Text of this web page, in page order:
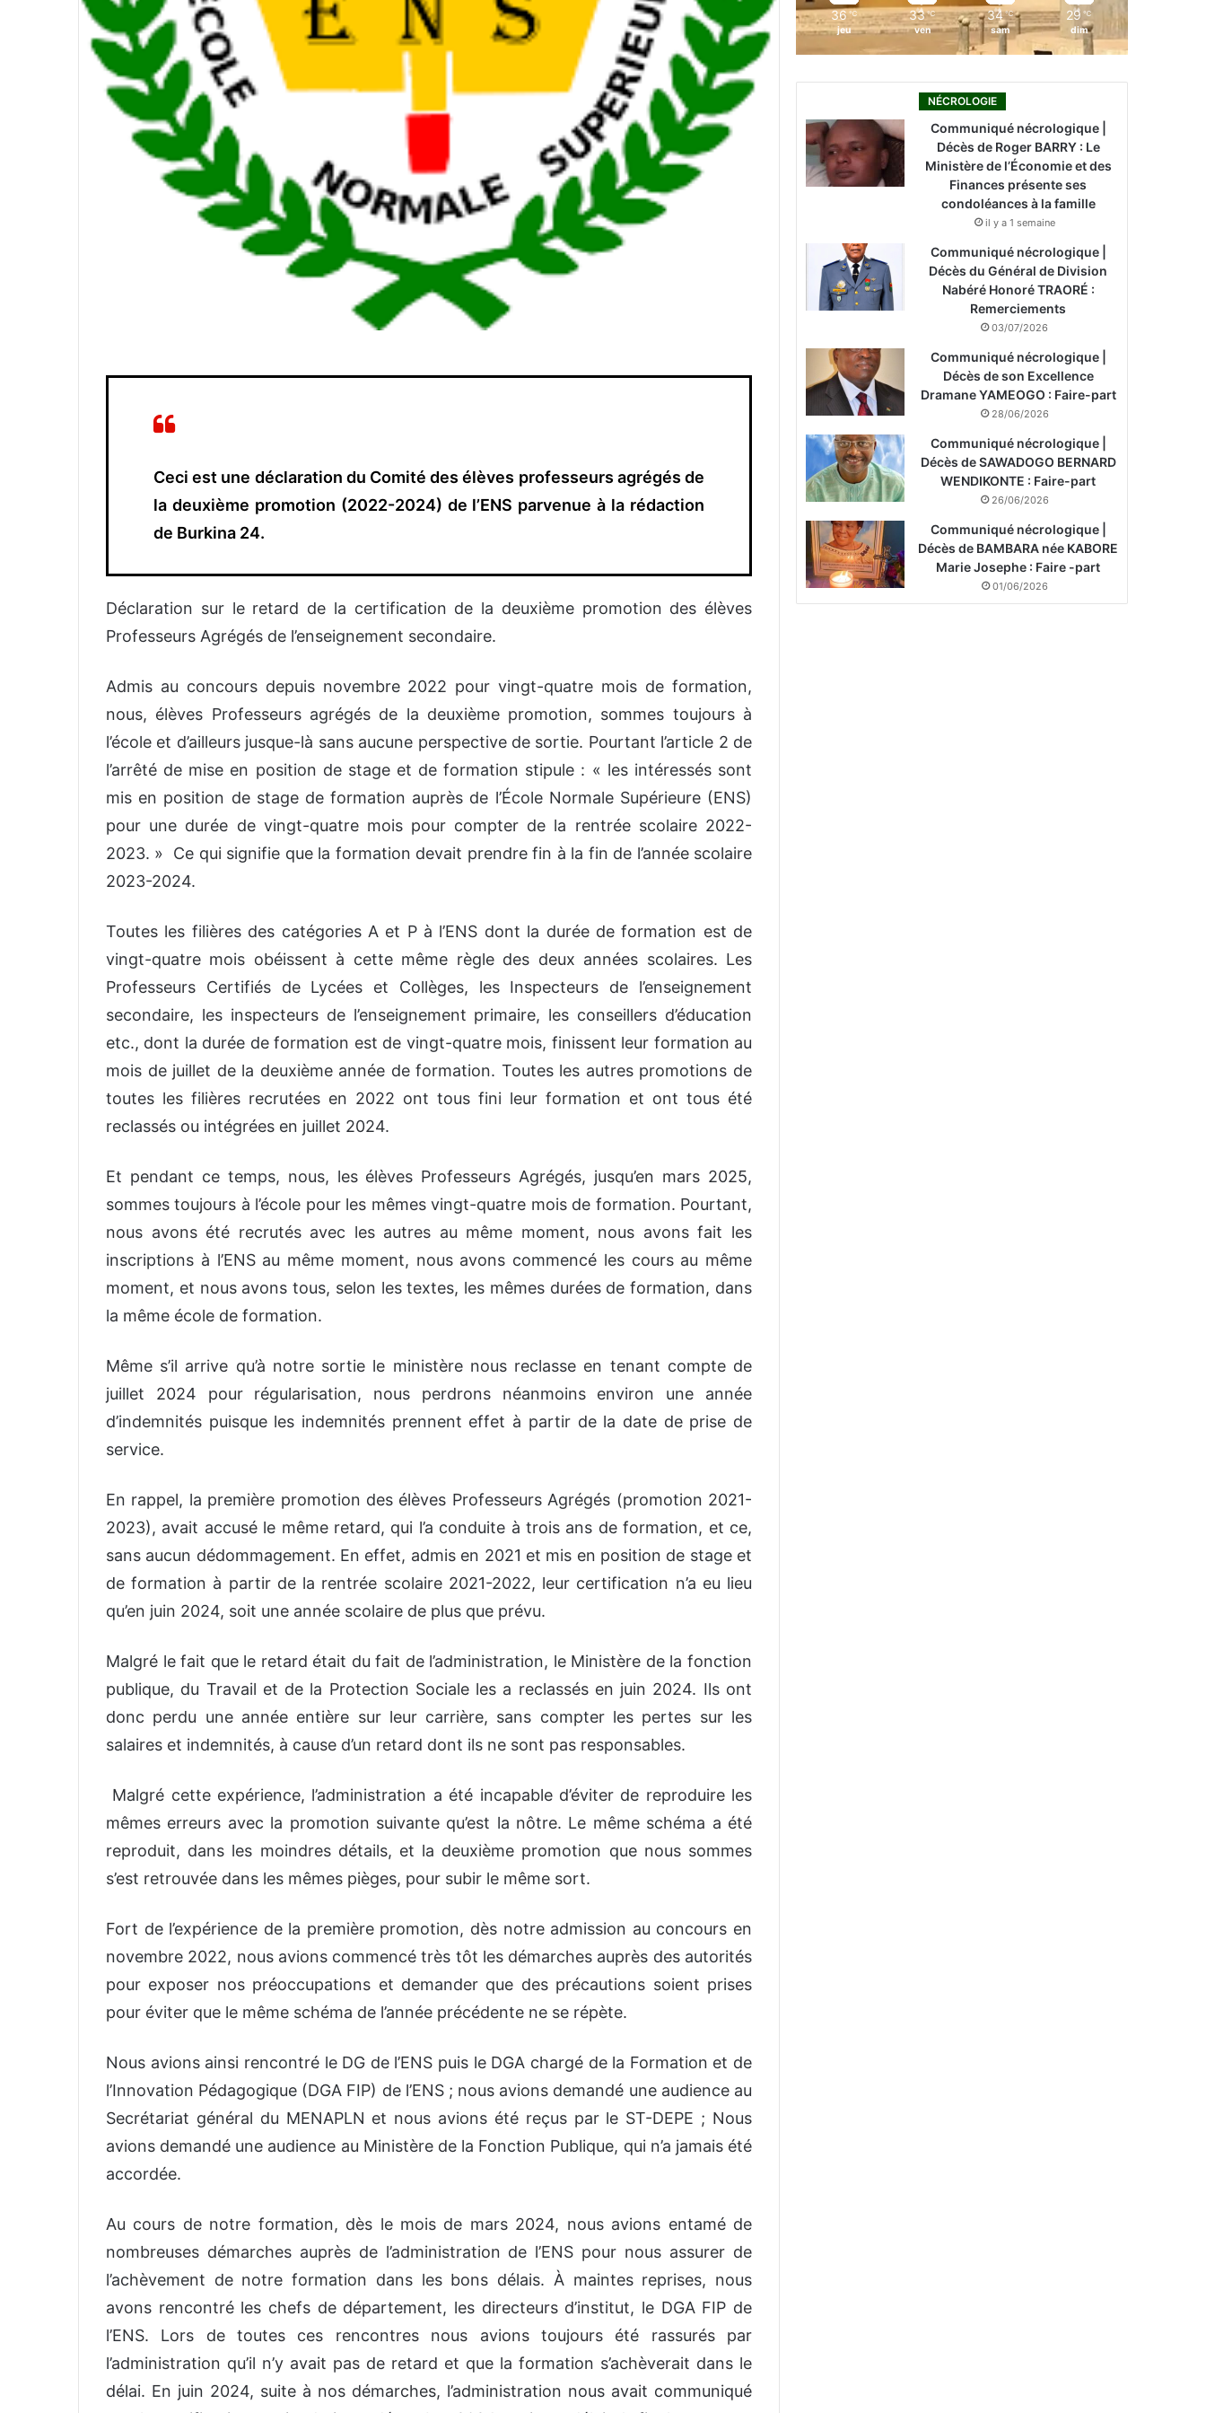
Ceci est une déclaration du Comité des élèves professeurs agrégés de
la deuxième promotion (2022-2024) de l’ENS parvenue à la rédaction
de Burkina 24.
Déclaration sur le retard de la certification de la deuxième promotion des élèves
Professeurs Agrégés de l’enseignement secondaire.
Admis au concours depuis novembre 2022 pour vingt-quatre mois de formation,
nous, élèves Professeurs agrégés de la deuxième promotion, sommes toujours à
l’école et d’ailleurs jusque-là sans aucune perspective de sortie. Pourtant l’article 2 de
l’arrêté de mise en position de stage et de formation stipule : « les intéressés sont
mis en position de stage de formation auprès de l’École Normale Supérieure (ENS)
pour une durée de vingt-quatre mois pour compter de la rentrée scolaire 2022-
2023. » Ce qui signifie que la formation devait prendre fin à la fin de l’année scolaire
2023-2024.
Toutes les filières des catégories A et P à l’ENS dont la durée de formation est de
vingt-quatre mois obéissent à cette même règle des deux années scolaires. Les
Professeurs Certifiés de Lycées et Collèges, les Inspecteurs de l’enseignement
secondaire, les inspecteurs de l’enseignement primaire, les conseillers d’éducation
etc., dont la durée de formation est de vingt-quatre mois, finissent leur formation au
mois de juillet de la deuxième année de formation. Toutes les autres promotions de
toutes les filières recrutées en 2022 ont tous fini leur formation et ont tous été
reclassés ou intégrées en juillet 2024.
Et pendant ce temps, nous, les élèves Professeurs Agrégés, jusqu’en mars 2025,
sommes toujours à l’école pour les mêmes vingt-quatre mois de formation. Pourtant,
nous avons été recrutés avec les autres au même moment, nous avons fait les
inscriptions à l’ENS au même moment, nous avons commencé les cours au même
moment, et nous avons tous, selon les textes, les mêmes durées de formation, dans
la même école de formation.
Même s’il arrive qu’à notre sortie le ministère nous reclasse en tenant compte de
juillet 2024 pour régularisation, nous perdrons néanmoins environ une année
d’indemnités puisque les indemnités prennent effet à partir de la date de prise de
service.
En rappel, la première promotion des élèves Professeurs Agrégés (promotion 2021-
2023), avait accusé le même retard, qui l’a conduite à trois ans de formation, et ce,
sans aucun dédommagement. En effet, admis en 2021 et mis en position de stage et
de formation à partir de la rentrée scolaire 2021-2022, leur certification n’a eu lieu
qu’en juin 2024, soit une année scolaire de plus que prévu.
Malgré le fait que le retard était du fait de l’administration, le Ministère de la fonction
publique, du Travail et de la Protection Sociale les a reclassés en juin 2024. Ils ont
donc perdu une année entière sur leur carrière, sans compter les pertes sur les
salaires et indemnités, à cause d’un retard dont ils ne sont pas responsables.
Malgré cette expérience, l’administration a été incapable d’éviter de reproduire les
mêmes erreurs avec la promotion suivante qu’est la nôtre. Le même schéma a été
reproduit, dans les moindres détails, et la deuxième promotion que nous sommes
s’est retrouvée dans les mêmes pièges, pour subir le même sort.
Fort de l’expérience de la première promotion, dès notre admission au concours en
novembre 2022, nous avions commencé très tôt les démarches auprès des autorités
pour exposer nos préoccupations et demander que des précautions soient prises
pour éviter que le même schéma de l’année précédente ne se répète.
Nous avions ainsi rencontré le DG de l’ENS puis le DGA chargé de la Formation et de
l’Innovation Pédagogique (DGA FIP) de l’ENS ; nous avions demandé une audience au
Secrétariat général du MENAPLN et nous avions été reçus par le ST-DEPE ; Nous
avions demandé une audience au Ministère de la Fonction Publique, qui n’a jamais été
accordée.
Au cours de notre formation, dès le mois de mars 2024, nous avions entamé de
nombreuses démarches auprès de l’administration de l’ENS pour nous assurer de
l’achèvement de notre formation dans les bons délais. À maintes reprises, nous
avons rencontré les chefs de département, les directeurs d’institut, le DGA FIP de
l’ENS. Lors de toutes ces rencontres nous avions toujours été rassurés par
l’administration qu’il n’y avait pas de retard et que la formation s’achèverait dans le
délai. En juin 2024, suite à nos démarches, l’administration nous avait communiqué
36 ℃
jeu
33 ℃
ven
34 ℃
sam
29 ℃
dim
NÉCROLOGIE
Communiqué nécrologique |
Décès de Roger BARRY : Le
Ministère de l’Économie et des
Finances présente ses
condoléances à la famille
il y a 1 semaine
Communiqué nécrologique |
Décès du Général de Division
Nabéré Honoré TRAORÉ :
Remerciements
03/07/2026
Communiqué nécrologique |
Décès de son Excellence
Dramane YAMEOGO : Faire-part
28/06/2026
Communiqué nécrologique |
Décès de SAWADOGO BERNARD
WENDIKONTE : Faire-part
26/06/2026
Communiqué nécrologique |
Décès de BAMBARA née KABORE
Marie Josephe : Faire -part
01/06/2026